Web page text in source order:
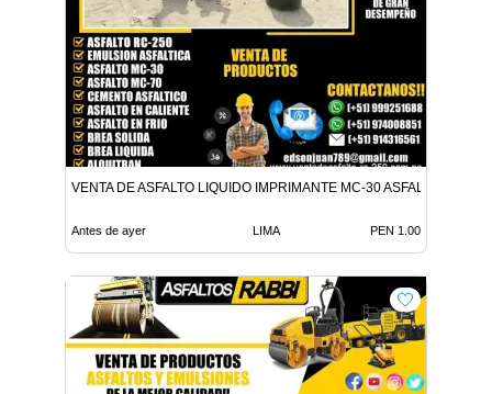
VENTA DE ASFALTO LIQUIDO IMPRIMANTE MC-30 ASFALTO
Antes de ayer LIMA PEN 1.00